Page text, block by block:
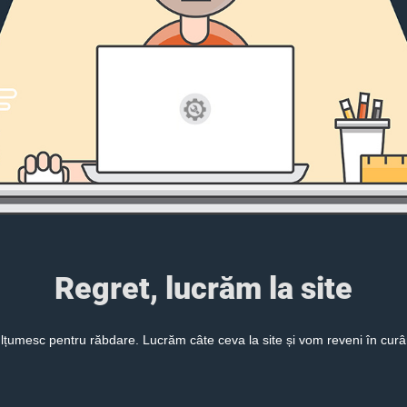
Regret, lucrăm la site
pentru răbdare. Lucrăm câte ceva la site și vom reveni în